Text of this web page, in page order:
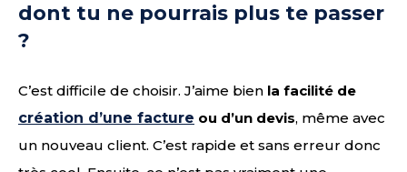
dont tu ne pourrais plus te passer
?
C’est difficile de choisir. J’aime bien la facilité de
création d’une facture ou d’un devis, même avec
un nouveau client. C’est rapide et sans erreur donc